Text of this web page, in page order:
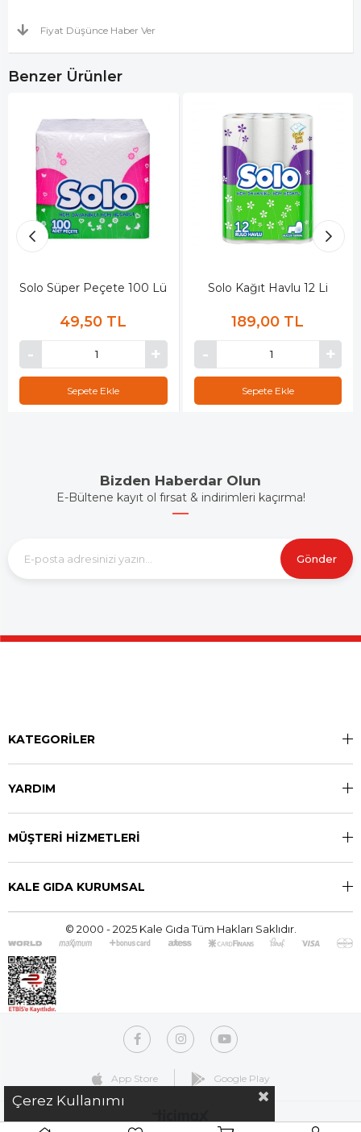
Fiyat Düşünce Haber Ver
Benzer Ürünler
Solo Süper Peçete 100 Lü
49,50 TL
Sepete Ekle
Solo Kağıt Havlu 12 Li
189,00 TL
Sepete Ekle
Bizden Haberdar Olun
E-Bültene kayıt ol fırsat & indirimleri kaçırma!
Gönder
KATEGORİLER
YARDIM
MÜŞTERİ HİZMETLERİ
KALE GIDA KURUMSAL
© 2000 - 2025 Kale Gıda Tüm Hakları Saklıdır.
App Store Google Play
Çerez Kullanımı